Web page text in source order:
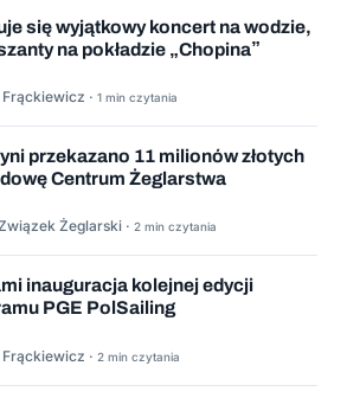
się wyjątkowy koncert na wodzie,
na pokładzie „Chopina”
· 1 min czytania
przekazano 11 milionów złotych
Centrum Żeglarstwa
Żeglarski · 2 min czytania
inauguracja kolejnej edycji
PGE PolSailing
· 2 min czytania